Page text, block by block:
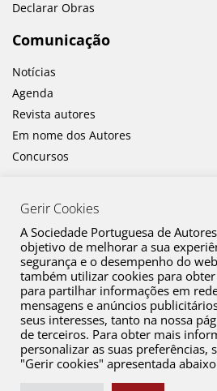
Declarar Obras
Comunicação
Notícias
Agenda
Revista autores
Em nome dos Autores
Concursos
Canal de Denúncia
Plano de Prevenção de Riscos de
Política de Privacidade
Política de Cookies
Gerir Cookies
A Sociedade Portuguesa de
objetivo de melhorar a sua
segurança e o desempenho do
também utilizar cookies para
para partilhar informações em
mensagens e anúncios
seus interesses, tanto na nossa
de terceiros. Para obter mais
personalizar as suas preferências,
"Gerir cookies" apresentada